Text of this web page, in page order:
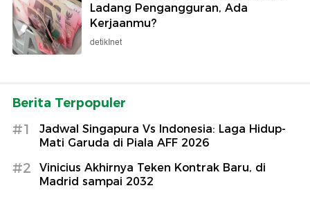
Ladang Pengangguran, Ada
Kerjaanmu?
detikInet
Berita Terpopuler
#1
Jadwal Singapura Vs Indonesia: Laga Hidup-
Mati Garuda di Piala AFF 2026
#2
Vinicius Akhirnya Teken Kontrak Baru, di
Madrid sampai 2032